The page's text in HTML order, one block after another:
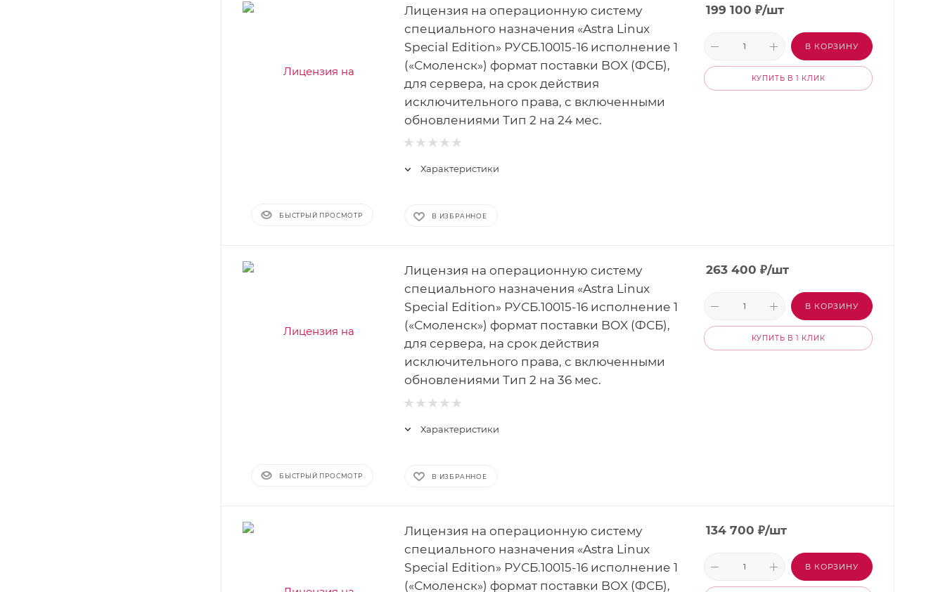
БЫСТРЫЙ ПРОСМОТР
Лицензия на операционную систему
специального назначения «Astra Linux
Special Edition» РУСБ.10015-16 исполнение 1
(«Смоленск») формат поставки BOX (ФСБ),
для сервера, на срок действия
исключительного права, с включенными
обновлениями Тип 2 на 24 мес.
Характеристики
В ИЗБРАННОЕ
199 100 ₽/шт
В КОРЗИНУ
КУПИТЬ В 1 КЛИК
БЫСТРЫЙ ПРОСМОТР
Лицензия на операционную систему
специального назначения «Astra Linux
Special Edition» РУСБ.10015-16 исполнение 1
(«Смоленск») формат поставки BOX (ФСБ),
для сервера, на срок действия
исключительного права, с включенными
обновлениями Тип 2 на 36 мес.
Характеристики
В ИЗБРАННОЕ
263 400 ₽/шт
В КОРЗИНУ
КУПИТЬ В 1 КЛИК
Лицензия на операционную систему
специального назначения «Astra Linux
Special Edition» РУСБ.10015-16 исполнение 1
(«Смоленск») формат поставки BOX (ФСБ),
134 700 ₽/шт
В КОРЗИНУ